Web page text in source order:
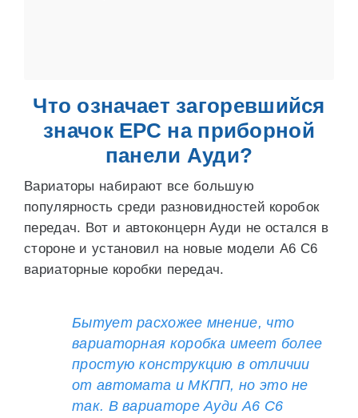
Что означает загоревшийся
значок ЕРС на приборной
панели Ауди?
Вариаторы набирают все большую
популярность среди разновидностей коробок
передач. Вот и автоконцерн Ауди не остался в
стороне и установил на новые модели А6 С6
вариаторные коробки передач.
Бытует расхожее мнение, что
вариаторная коробка имеет более
простую конструкцию в отличии
от автомата и МКПП, но это не
так. В вариаторе Ауди А6 С6